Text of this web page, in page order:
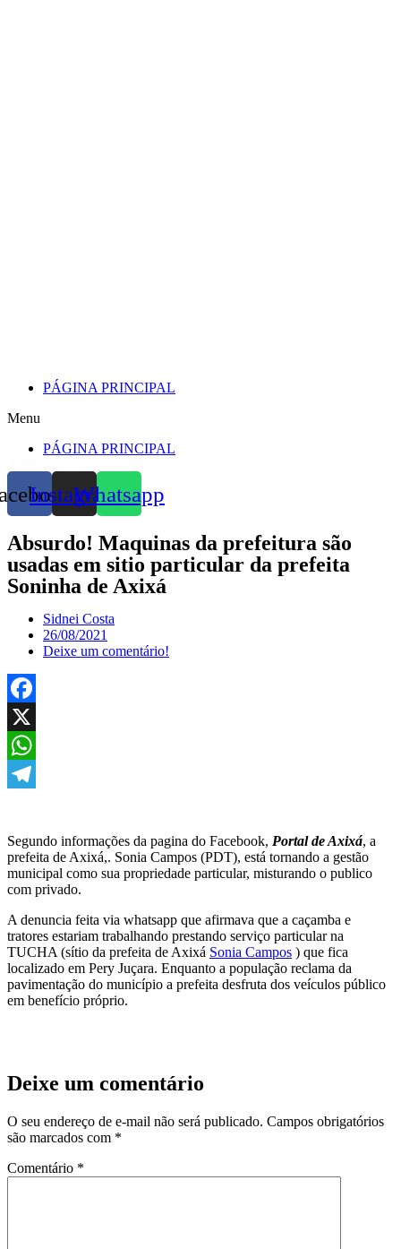
PÁGINA PRINCIPAL
Menu
PÁGINA PRINCIPAL
InstagramWhatsapp
Absurdo! Maquinas da prefeitura são
usadas em sitio particular da prefeita
Soninha de Axixá
Sidnei Costa
26/08/2021
Deixe um comentário!
Facebook
X
WhatsApp
Segundo informações da pagina do Facebook, Portal de Axixá, a
prefeita de Axixá,. Sonia Campos (PDT), está tornando a gestão
municipal como sua propriedade particular, misturando o publico
com privado.
A denuncia feita via whatsapp que afirmava que a caçamba e
tratores estariam trabalhando prestando serviço particular na
TUCHA (sítio da prefeita de Axixá Sonia Campos ) que fica
localizado em Pery Juçara. Enquanto a população reclama da
pavimentação do município a prefeita desfruta dos veículos público
em benefício próprio.
Deixe um comentário
O seu endereço de e-mail não será publicado. Campos obrigatórios
são marcados com *
Comentário *